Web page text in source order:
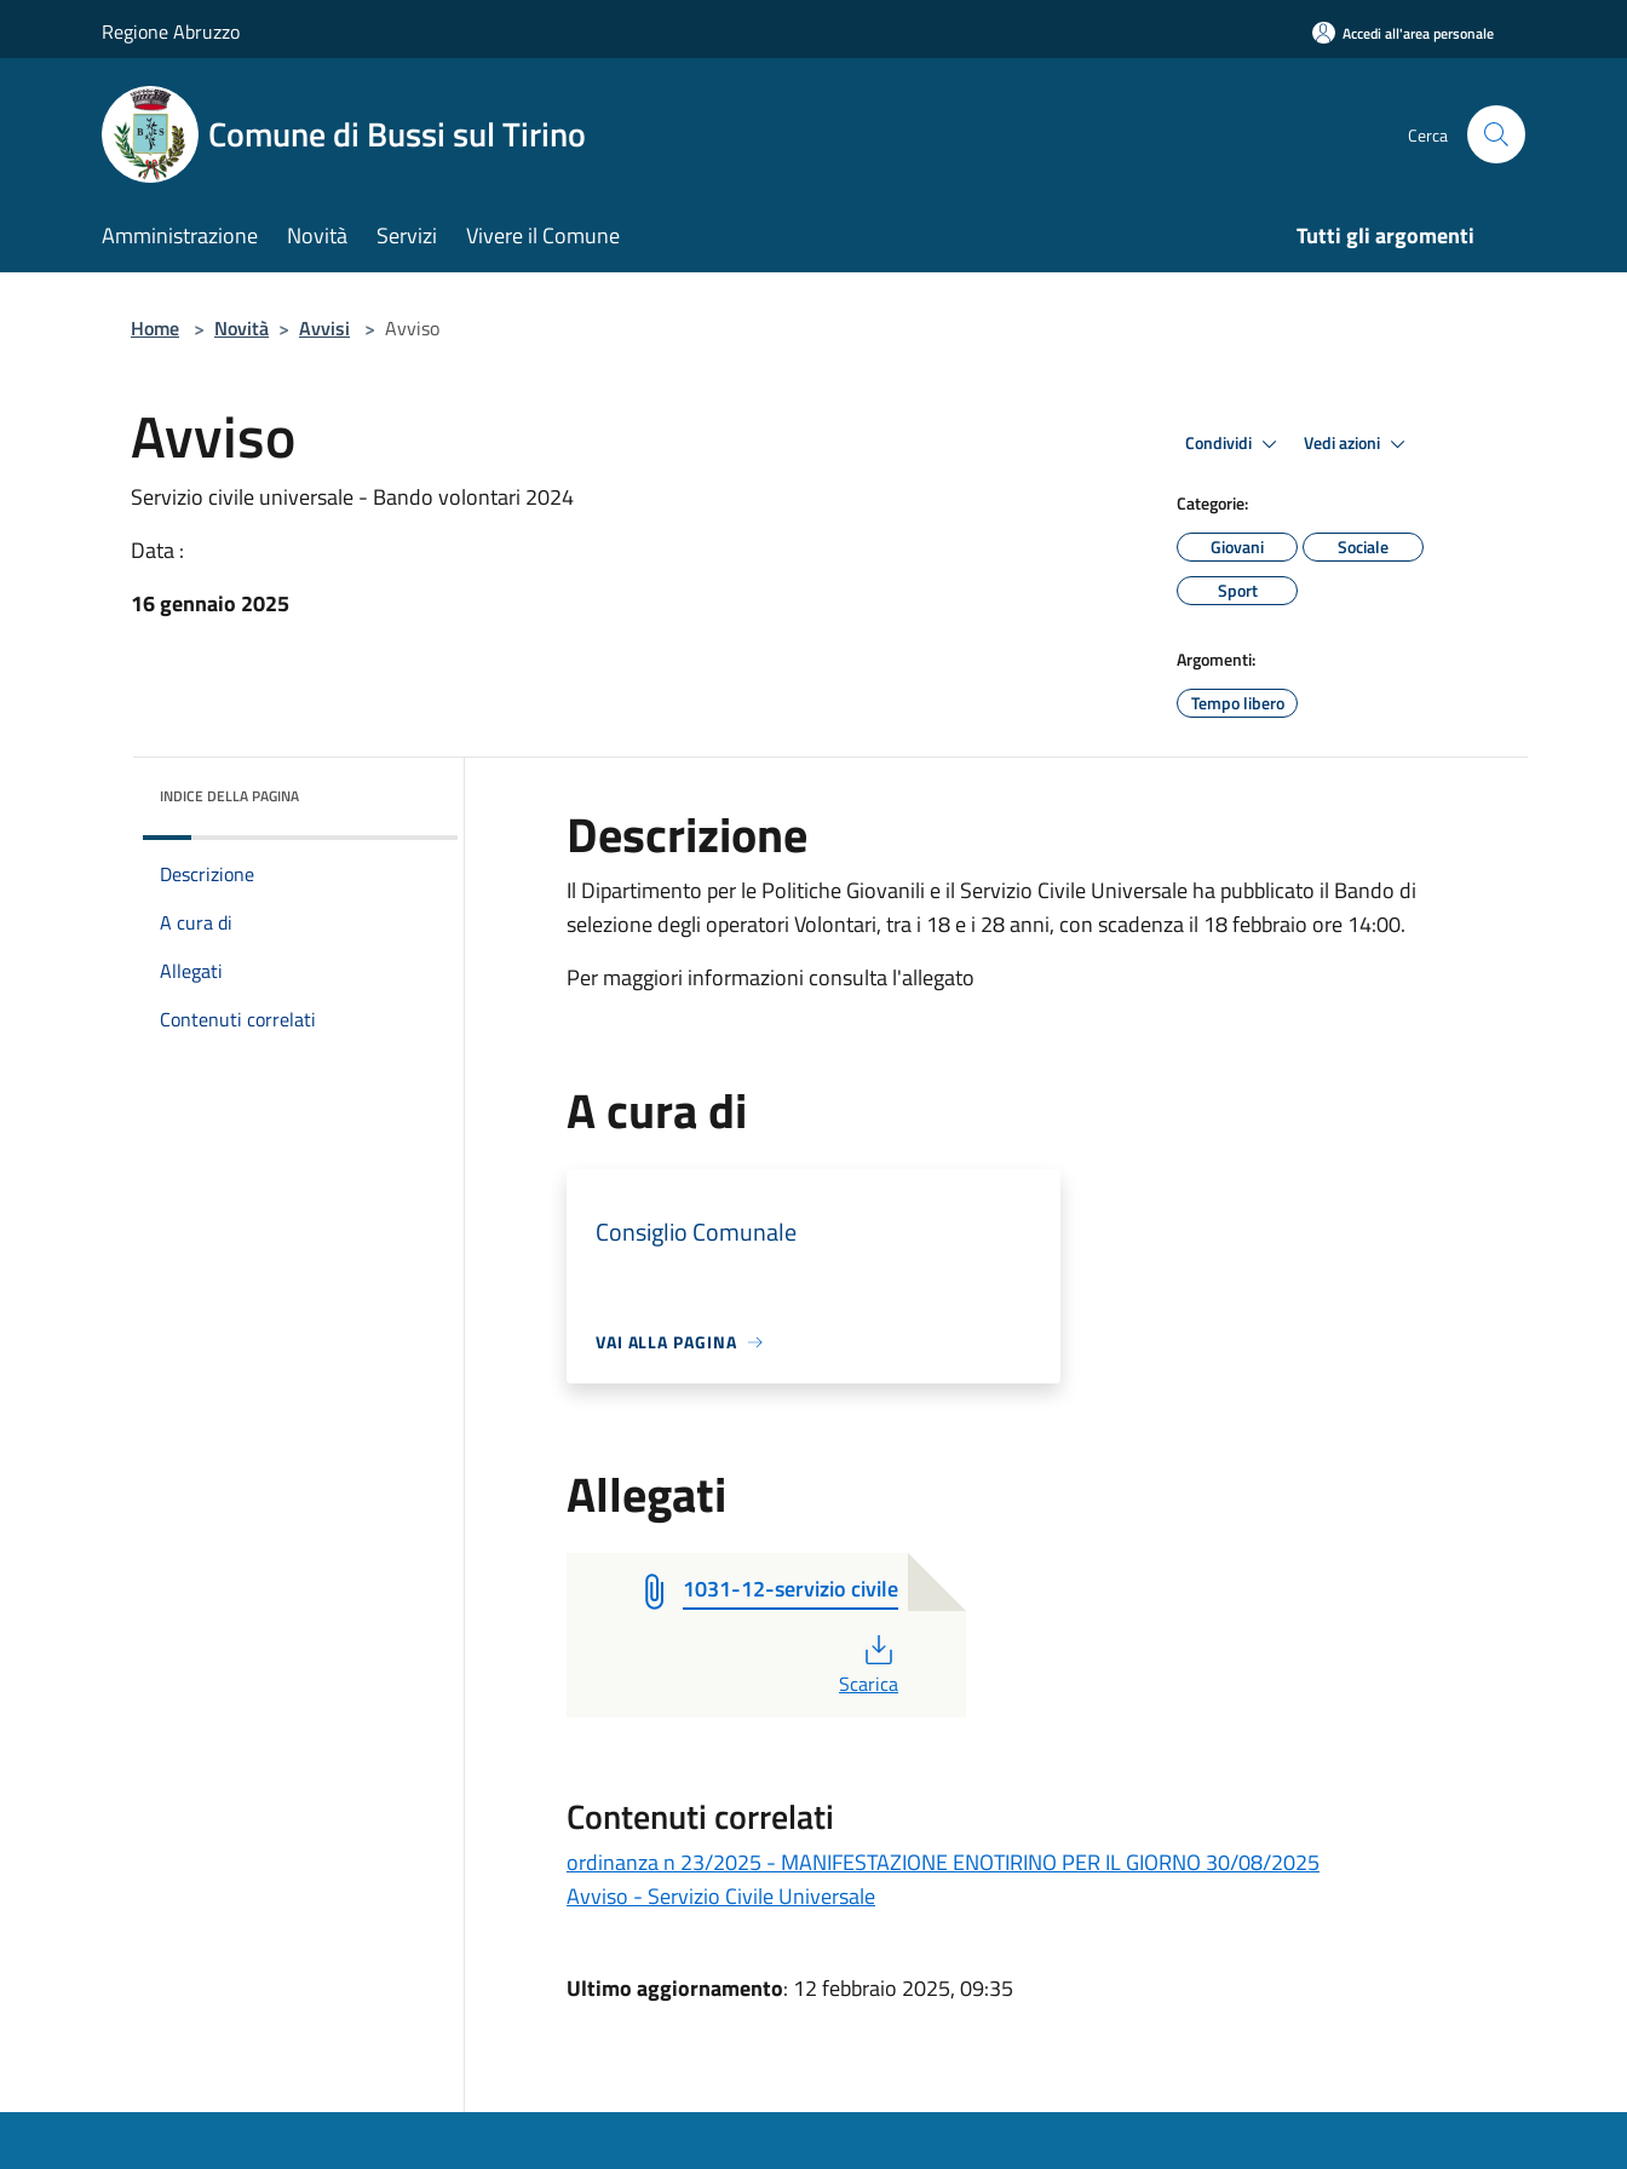
Regione Abruzzo Accedi all'area personale
Comune di Bussi sul Tirino Cerca
Amministrazione Novità Servizi Vivere il Comune Tutti gli argomenti
Home > Novità > Avvisi > Avviso
Avviso
Servizio civile universale - Bando volontari 2024
Data :
16 gennaio 2025
Condividi Vedi azioni
Categorie:
Giovani
Sociale
Sport
Argomenti:
Tempo libero
INDICE DELLA PAGINA
Descrizione
A cura di
Allegati
Contenuti correlati
Descrizione
Il Dipartimento per le Politiche Giovanili e il Servizio Civile Universale ha pubblicato il Bando di
selezione degli operatori Volontari, tra i 18 e i 28 anni, con scadenza il 18 febbraio ore 14:00.
Per maggiori informazioni consulta l'allegato
A cura di
Consiglio Comunale
VAI ALLA PAGINA
Allegati
1031-12-servizio civile
Scarica
Contenuti correlati
ordinanza n 23/2025 - MANIFESTAZIONE ENOTIRINO PER IL GIORNO 30/08/2025
Avviso - Servizio Civile Universale
Ultimo aggiornamento: 12 febbraio 2025, 09:35